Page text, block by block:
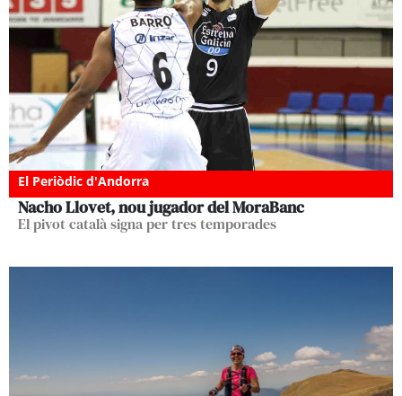
El Periòdic d'Andorra
Nacho Llovet, nou jugador del MoraBanc
El pivot català signa per tres temporades